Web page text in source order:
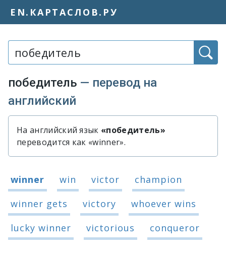
EN.КАРТАСЛОВ.РУ
Слово или фраза:
победитель — перевод на
английский
Быстрый перевод слова
На английский язык «победитель»
переводится как «winner».
Варианты перевода слова
winner win victor
champion
winner gets
victory
whoever wins
lucky winner
victorious conqueror